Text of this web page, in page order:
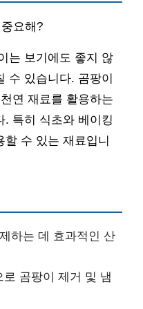
요해?
는 보기에도 좋지 않
수 있습니다. 곰팡이
연 재료를 활용하는
. 특히 식초와 베이킹
수 있는 재료입니
하는 데 효과적인 산
로 곰팡이 제거 및 냄